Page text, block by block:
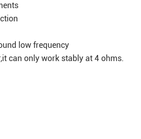
low frequency
can only work stably at 4 ohms.